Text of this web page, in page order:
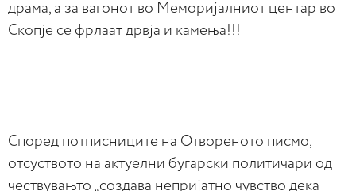
драма, а за вагонот во Меморијалниот центар во
Скопје се фрлаат дрвја и камења!!!
Според потписниците на Отвореното писмо,
отсуството на актуелни бугарски политичари од
чествувањто „создава непријатно чувство дека